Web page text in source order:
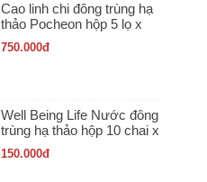
Cao linh chi đông trùng hạ
thảo Pocheon hộp 5 lọ x
50gr
750.000đ
Well Being Life Nước đông
trùng hạ thảo hộp 10 chai x
100ml
150.000đ